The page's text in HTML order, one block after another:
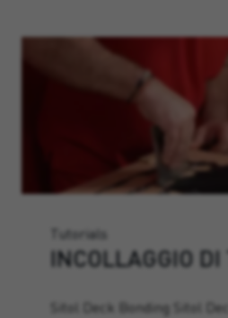
Tutorials
INCOLLAGGIO DI
Sitol Deck Bonding Sitol